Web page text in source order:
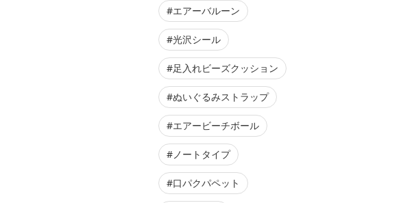
#エアーバルーン
#光沢シール
#足入れビーズクッション
#ぬいぐるみストラップ
#エアービーチボール
#ノートタイプ
#口パクパペット